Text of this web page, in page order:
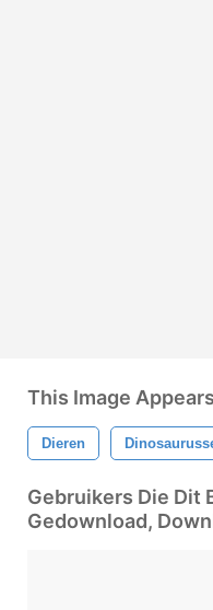
This Image
Dieren
Gebruikers Die Dit
Gedownload,